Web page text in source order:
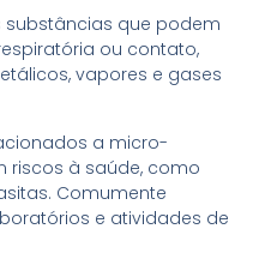
substâncias que podem
ou contato,
vapores e gases
a micro-
riscos à saúde, como
Comumente
e atividades de